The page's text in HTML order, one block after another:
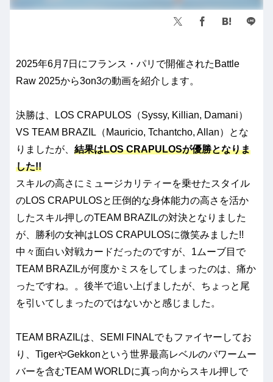
2025年6月7日にフランス・パリで開催されたBattle
Raw 2025から3on3の動画を紹介します。
決勝は、LOS CRAPULOS（Syssy, Killian, Damani）
VS TEAM BRAZIL（Mauricio, Tchantcho, Allan）とな
りましたが、 結果はLOS CRAPULOSが優勝となりま
した!!
スキルの高さにミュージカリティーを乗せたスタイル
のLOS CRAPULOSと圧倒的な身体能力の高さを活か
したスキル押しのTEAM BRAZILの対決となりました
が、勝利の女神はLOS CRAPULOSに微笑みました!!
中々面白い対戦カードだったのですが、1ムーブ目で
TEAM BRAZILが何度かミスをしてしまったのは、痛か
ったですね。。後半で追い上げましたが、ちょっと尾
を引いてしまったのではないかと感じました。
TEAM BRAZILは、SEMI FINALでもファイヤーしてお
り、TigerやGekkonという世界最高レベルのパワームー
バーを含むTEAM WORLDに真っ向からスキル押しで